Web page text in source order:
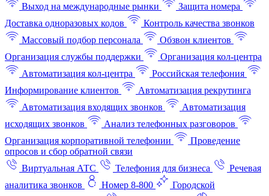
Выход на международные рынки
Защита номера
Доставка одноразовых кодов
Контроль качества звонков
Массовый подбор персонала
Обзвон клиентов
Организация службы поддержки
Организация кол-центра
Автоматизация кол-центра
Российская телефония
Информирование клиентов
Автоматизация рекрутинга
Автоматизация входящих звонков
Автоматизация
исходящих звонков
Анализ телефонных разговоров
Организация корпоративной телефонии
Проведение
опросов и сбор обратной связи
Виртуальная АТС
Телефония для бизнеса
Речевая
аналитика звонков
Номер 8-800
Городской